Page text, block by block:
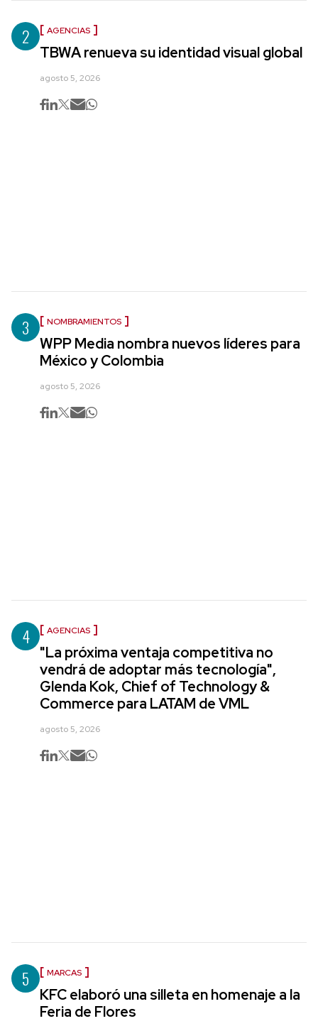
2 AGENCIAS
TBWA renueva su identidad visual global
agosto 5, 2026
3 NOMBRAMIENTOS
WPP Media nombra nuevos líderes para
México y Colombia
agosto 5, 2026
4 AGENCIAS
"La próxima ventaja competitiva no
vendrá de adoptar más tecnología",
Glenda Kok, Chief of Technology &
Commerce para LATAM de VML
agosto 5, 2026
5 MARCAS
KFC elaboró una silleta en homenaje a la
Feria de Flores